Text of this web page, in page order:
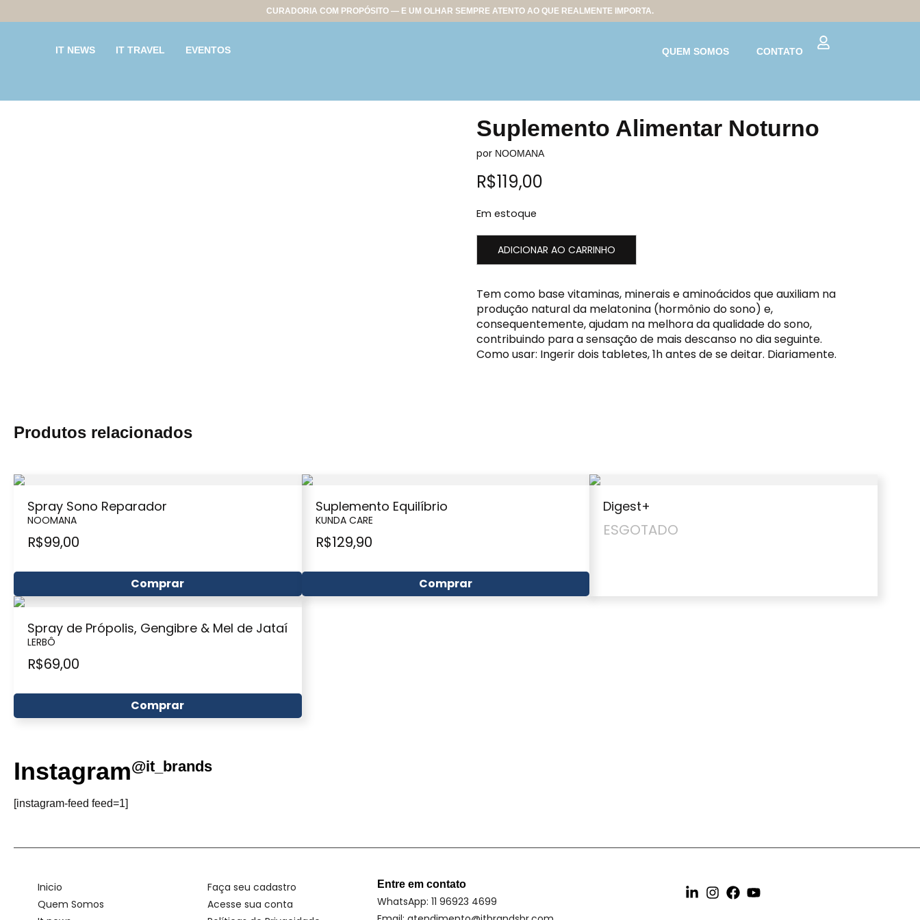
CURADORIA COM PROPÓSITO — E UM OLHAR SEMPRE ATENTO AO QUE REALMENTE IMPORTA.
IT NEWS IT TRAVEL EVENTOS QUEM SOMOS CONTATO
Suplemento Alimentar Noturno
por NOOMANA
R$119,00
Em estoque
ADICIONAR AO CARRINHO
Tem como base vitaminas, minerais e aminoácidos que auxiliam na
produção natural da melatonina (hormônio do sono) e,
consequentemente, ajudam na melhora da qualidade do sono,
contribuindo para a sensação de mais descanso no dia seguinte.
Como usar: Ingerir dois tabletes, 1h antes de se deitar. Diariamente.
Produtos relacionados
Spray Sono Reparador
NOOMANA
R$99,00
Comprar
Suplemento Equilíbrio
KUNDA CARE
R$129,90
Comprar
Digest+
ESGOTADO
Spray de Própolis, Gengibre & Mel de Jataí
LERBÔ
R$69,00
Comprar
Instagram@it_brands
[instagram-feed feed=1]
Inicio
Quem Somos
Faça seu cadastro
Acesse sua conta
Entre em contato
WhatsApp: 11 96923 4699